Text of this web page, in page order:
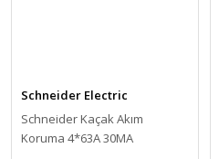
Schneider Electric
Schneider Kaçak Akım
Koruma 4*63A 30MA